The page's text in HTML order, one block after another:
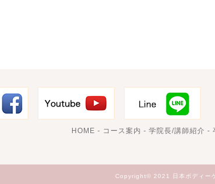
HOME - コース案内 - 学院長/講師紹介 -
Copyright© 2021 日本ボディー